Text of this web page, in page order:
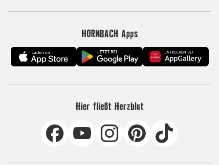
HORNBACH Apps
Hier fließt Herzblut